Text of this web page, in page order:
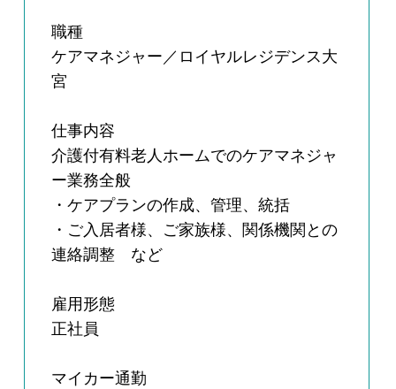
職種
ケアマネジャー／ロイヤルレジデンス大
宮
仕事内容
介護付有料老人ホームでのケアマネジャ
ー業務全般
・ケアプランの作成、管理、統括
・ご入居者様、ご家族様、関係機関との
連絡調整 など
雇用形態
正社員
マイカー通勤